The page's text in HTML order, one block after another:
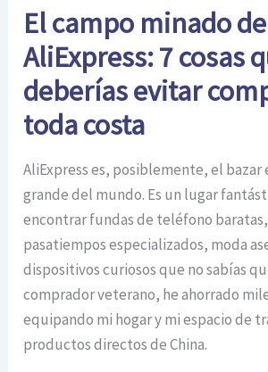
El campo minado de
AliExpress: 7 cosas
deberías evitar
toda costa
AliExpress es, posiblemente, el bazar
grande del mundo. Es un lugar
encontrar fundas de teléfono
pasatiempos especializados, moda
dispositivos curiosos que no sabías
comprador veterano, he ahorrado
equipando mi hogar y mi espacio de
productos directos de China.